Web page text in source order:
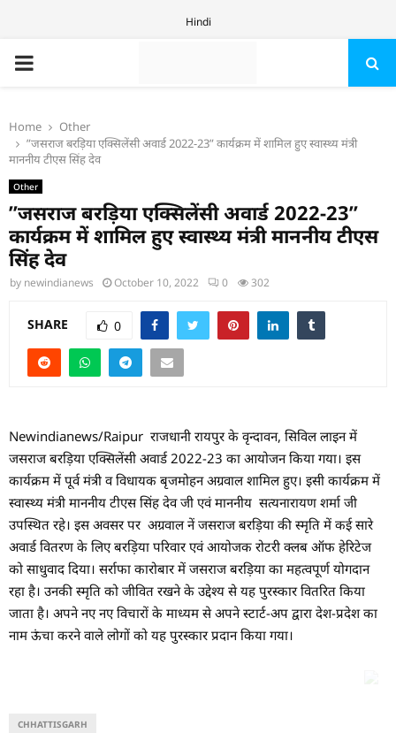
Hindi
PRIMARY
Home
Other
”जसराज बरड़िया एक्सिलेंसी अवार्ड 2022-23” कार्यक्रम में शामिल हुए स्वास्थ्य मंत्री
माननीय टीएस सिंह देव
Other
”जसराज बरड़िया एक्सिलेंसी अवार्ड 2022-23”
कार्यक्रम में शामिल हुए स्वास्थ्य मंत्री माननीय टीएस
सिंह देव
by newindianews October 10, 2022 0 302
SHARE 0
Newindianews/Raipur राजधानी रायपुर के वृन्दावन, सिविल लाइन में
जसराज बरड़िया एक्सिलेंसी अवार्ड 2022-23 का आयोजन किया गया। इस
कार्यक्रम में पूर्व मंत्री व विधायक बृजमोहन अग्रवाल शामिल हुए। इसी कार्यक्रम में
स्वास्थ्य मंत्री माननीय टीएस सिंह देव जी एवं माननीय सत्यनारायण शर्मा जी
उपस्थित रहे। इस अवसर पर अग्रवाल नें जसराज बरड़िया की स्मृति में कई सारे
अवार्ड वितरण के लिए बरड़िया परिवार एवं आयोजक रोटरी क्लब ऑफ हेरिटेज
को साधुवाद दिया। सर्राफा कारोबार में जसराज बरड़िया का महत्वपूर्ण योगदान
रहा है। उनकी स्मृति को जीवित रखने के उद्देश्य से यह पुरस्कार वितरित किया
जाता है। अपने नए नए विचारों के माध्यम से अपने स्टार्ट-अप द्वारा देश-प्रदेश का
नाम ऊंचा करने वाले लोगों को यह पुरस्कार प्रदान किया गया।
CHHATTISGARH